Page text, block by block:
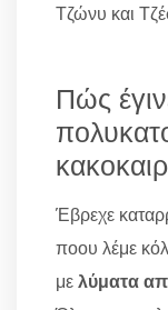
Τζώνυ και
Πώς
Έβρεχε
ποου λέμε
μελύματα